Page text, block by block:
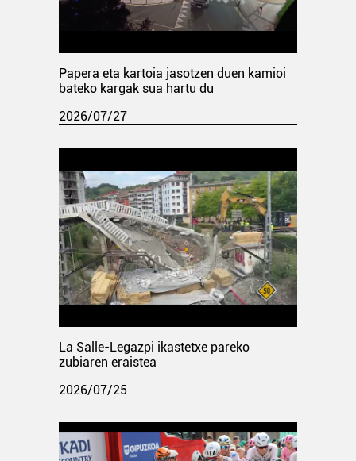
Papera eta kartoia jasotzen duen kamioi
bateko kargak sua hartu du
2026/07/27
La Salle-Legazpi ikastetxe pareko
zubiaren eraistea
2026/07/25